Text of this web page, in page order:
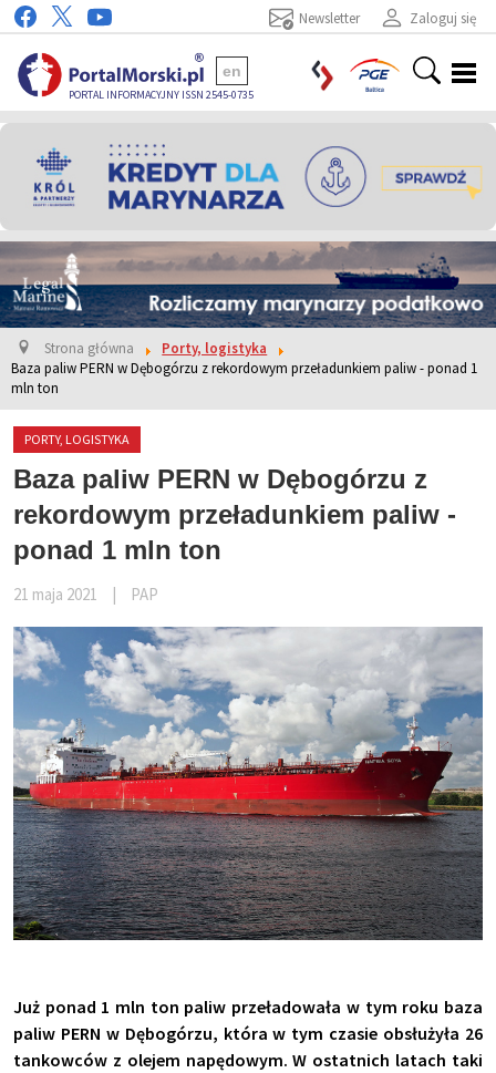
Zaloguj się
Newsletter
PORTAL INFORMACYJNY ISSN 2545-0735
en
Strona główna
Porty, logistyka
Baza paliw PERN w Dębogórzu z rekordowym przeładunkiem paliw - ponad 1
mln ton
PORTY, LOGISTYKA
Baza paliw PERN w Dębogórzu z
rekordowym przeładunkiem paliw -
ponad 1 mln ton
21 maja 2021 PAP
Już ponad 1 mln ton paliw przeładowała w tym roku baza
paliw PERN w Dębogórzu, która w tym czasie obsłużyła 26
tankowców z olejem napędowym. W ostatnich latach taki